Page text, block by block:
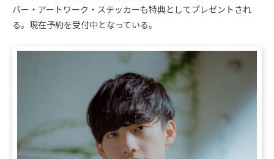
バー・アートワーク・ステッカーも特典としてプレゼントされ
る。現在予約を受付中となっている。